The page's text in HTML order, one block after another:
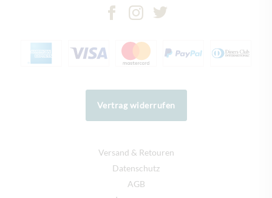
Vertrag widerrufen
Versand & Retouren
Datenschutz
AGB